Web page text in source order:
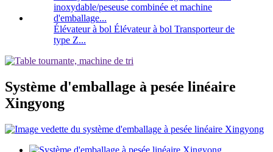
Élévateur à bol Élévateur à bol Transporteur de
type Z...
Système d'emballage à pesée linéaire
Xingyong